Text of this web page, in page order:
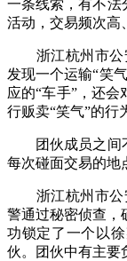
一条线索，有不法
活动，交易频次高
浙江杭州市公
发现一个运输“笑
应的“车手”，还
行贩卖“笑气”的行
团伙成员之间不
每次碰面交易的地
浙江杭州市公
警通过秘密侦查，
功锁定了一个以
伙。团伙中有主要